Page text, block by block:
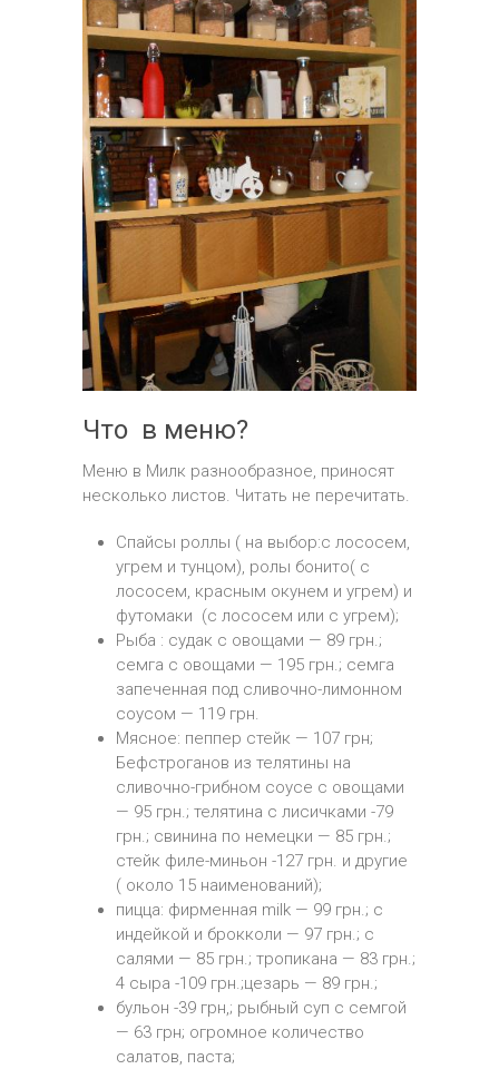
Что в меню?
Меню в Милк разнообразное, приносят
несколько листов. Читать не перечитать.
Спайсы роллы ( на выбор:с лососем,
угрем и тунцом), ролы бонито( с
лососем, красным окунем и угрем) и
футомаки (с лососем или с угрем);
Рыба : судак с овощами — 89 грн.;
семга с овощами — 195 грн.; семга
запеченная под сливочно-лимонном
соусом — 119 грн.
Мясное: пеппер стейк — 107 грн;
Бефстроганов из телятины на
сливочно-грибном соусе с овощами
— 95 грн.; телятина с лисичками -79
грн.; свинина по немецки — 85 грн.;
стейк филе-миньон -127 грн. и другие
( около 15 наименований);
пицца: фирменная milk — 99 грн.; с
индейкой и брокколи — 97 грн.; с
салями — 85 грн.; тропикана — 83 грн.;
4 сыра -109 грн.;цезарь — 89 грн.;
бульон -39 грн,; рыбный суп с семгой
— 63 грн; огромное количество
салатов, паста;